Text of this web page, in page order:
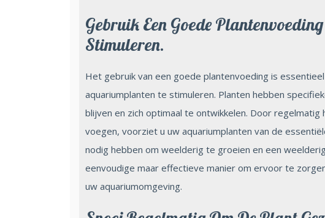
Gebruik Een Goede
Stimuleren.
Het gebruik van een goede plantenvoeding is
aquariumplanten te stimuleren. Planten hebben
blijven en zich optimaal te ontwikkelen. Door
voegen, voorziet u uw aquariumplanten van de
nodig hebben om weelderig te groeien en een
eenvoudige maar effectieve manier om ervoor te
uw aquariumomgeving.